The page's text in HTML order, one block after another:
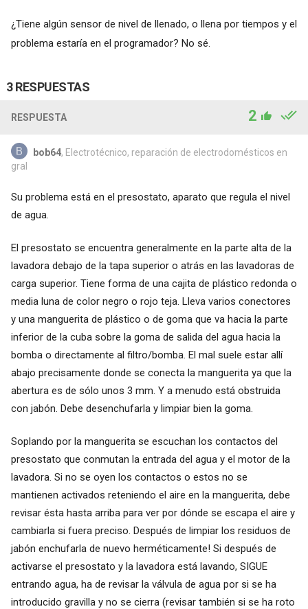
¿Tiene algún sensor de nivel de llenado, o llena por tiempos y el
problema estaría en el programador? No sé.
3 RESPUESTAS
RESPUESTA 2
bob64, Electrotécnico, reparación de electrodomésticos en
gral
Su problema está en el presostato, aparato que regula el nivel
de agua.
El presostato se encuentra generalmente en la parte alta de la
lavadora debajo de la tapa superior o atrás en las lavadoras de
carga superior. Tiene forma de una cajita de plástico redonda o
media luna de color negro o rojo teja. Lleva varios conectores
y una manguerita de plástico o de goma que va hacia la parte
inferior de la cuba sobre la goma de salida del agua hacia la
bomba o directamente al filtro/bomba. El mal suele estar allí
abajo precisamente donde se conecta la manguerita ya que la
abertura es de sólo unos 3 mm. Y a menudo está obstruida
con jabón. Debe desenchufarla y limpiar bien la goma.
Soplando por la manguerita se escuchan los contactos del
presostato que conmutan la entrada del agua y el motor de la
lavadora. Si no se oyen los contactos o estos no se
mantienen activados reteniendo el aire en la manguerita, debe
revisar ésta hasta arriba para ver por dónde se escapa el aire y
cambiarla si fuera preciso. Después de limpiar los residuos de
jabón enchufarla de nuevo herméticamente! Si después de
activarse el presostato y la lavadora está lavando, SIGUE
entrando agua, ha de revisar la válvula de agua por si se ha
introducido gravilla y no se cierra (revisar también si se ha roto